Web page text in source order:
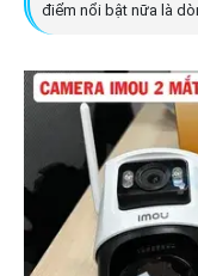
điểm nổi bật nữa là